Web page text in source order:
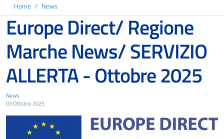
Home News
Europe Direct/ Regione
Marche News/ SERVIZIO
ALLERTA - Ottobre 2025
News
03 Ottobre 2025